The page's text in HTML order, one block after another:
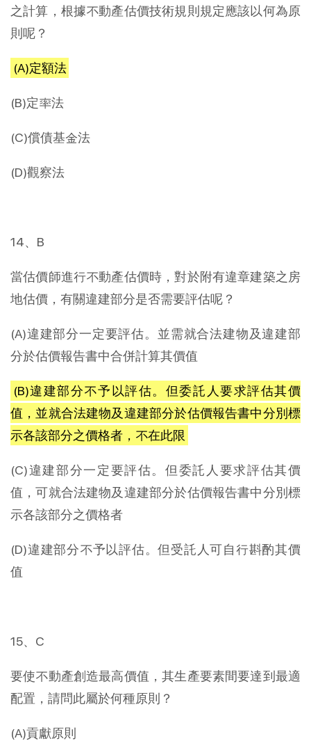
之計算，根據不動產估價技術規則規定應該以何為原
則呢？
(A)定額法
(B)定率法
(C)償債基金法
(D)觀察法
14、B
當估價師進行不動產估價時，對於附有違章建築之房
地估價，有關違建部分是否需要評估呢？
(A)違建部分一定要評估。並需就合法建物及違建部
分於估價報告書中合併計算其價值
(B)違建部分不予以評估。但委託人要求評估其價
值，並就合法建物及違建部分於估價報告書中分別標
示各該部分之價格者，不在此限
(C)違建部分一定要評估。但委託人要求評估其價
值，可就合法建物及違建部分於估價報告書中分別標
示各該部分之價格者
(D)違建部分不予以評估。但受託人可自行斟酌其價
值
15、C
要使不動產創造最高價值，其生產要素間要達到最適
配置，請問此屬於何種原則？
(A)貢獻原則